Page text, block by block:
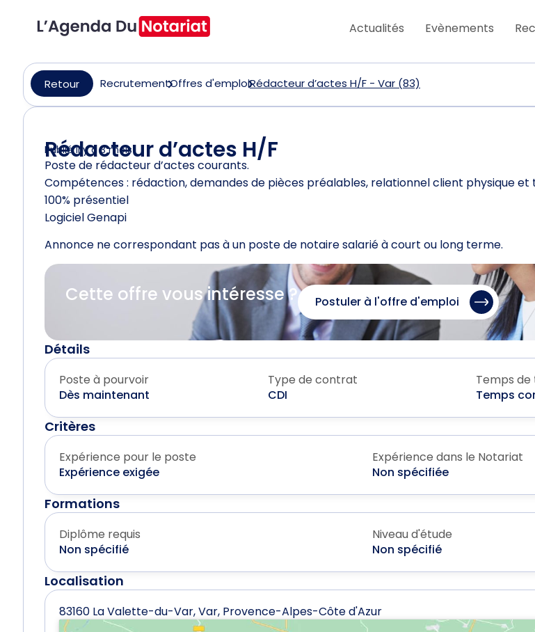
Actualités Evènements
Retour RecrutementOffres d'emploiRédacteur d’actes H/F - Var (83)
Rédacteur d’actes H/F
Publié il y a 3 mois
Poste de rédacteur d’actes courants.
Compétences : rédaction, demandes de pièces préalables, relationnel client physique et
100% présentiel
Logiciel Genapi
Annonce ne correspondant pas à un poste de notaire salarié à court ou long terme.
Cette offre vous intéresse ? Postuler à l'offre d'emploi
Détails
Poste à pourvoir
Dès maintenant
Type de contrat
CDI
Temps
Temps
Critères
Expérience pour le poste
Expérience exigée
Expérience dans le Notariat
Non spécifiée
Formations
Diplôme requis
Non spécifié
Niveau d'étude
Non spécifié
Localisation
83160 La Valette-du-Var, Var, Provence-Alpes-Côte d'Azur